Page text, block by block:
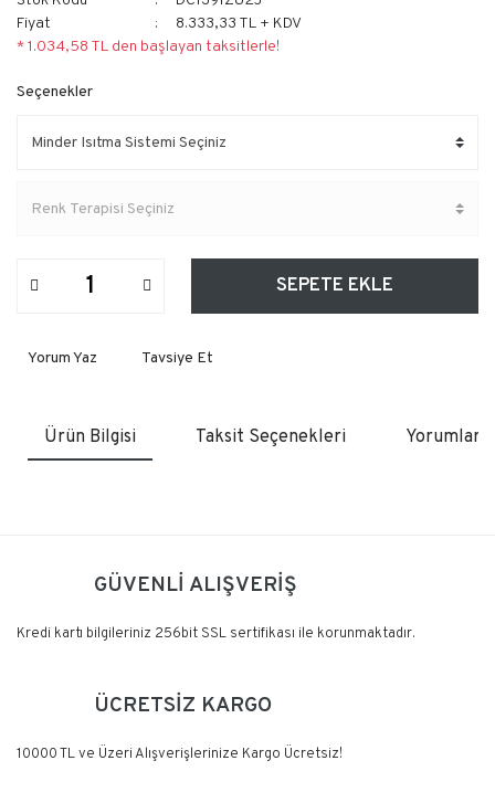
Fiyat
8.333,33 TL + KDV
* 1.034,58 TL den başlayan taksitlerle!
Seçenekler
SEPETE EKLE
Yorum Yaz Tavsiye Et
Ürün Bilgisi Taksit Seçenekleri Yorumlar
Yorum Yaz
GÜVENLİ ALIŞVERİŞ
Kredi kartı bilgileriniz 256bit SSL sertifikası ile korunmaktadır.
ÜCRETSİZ KARGO
10000 TL ve Üzeri Alışverişlerinize Kargo Ücretsiz!